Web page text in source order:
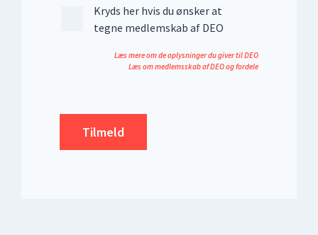
Kryds her hvis du ønsker at
tegne medlemskab af DEO
Læs mere om de oplysninger du giver til DEO
Læs om medlemsskab af DEO og fordele
Tilmeld